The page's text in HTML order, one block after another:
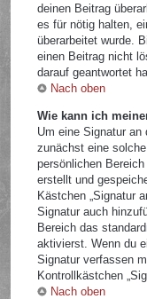
deinen Beitrag
es für nötig halten,
überarbeitet wurde.
einen Beitrag nicht
darauf geantwortet
Nach oben
Wie kann ich
Um eine Signatur
zunächst eine
persönlichen
erstellt und
Kästchen „Signatur
Signatur auch
Bereich das
aktivierst. Wenn du
Signatur verfassen
Kontrollkästchen
Nach oben